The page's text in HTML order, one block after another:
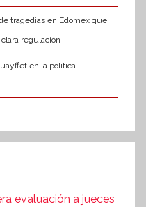
tragedias en Edomex que
regulación
en la política
evaluación a jueces